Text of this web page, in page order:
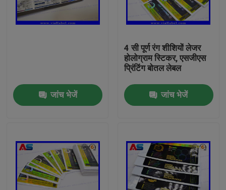
उत्पादों
हमारे बारे में
जांच भेजें
4 सी पूर्ण रंग शीशियों लेजर
होलोग्राम स्टिकर, एसजीएस
प्रिंटिंग बोतल लेबल
जांच भेजें